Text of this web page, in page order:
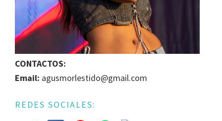
IGUALDAD
GÉNERO
LA
ESCENA
URUGUAYA
CONTACTOS:
Email: agusmorlestido@gmail.com
REDES SOCIALES: